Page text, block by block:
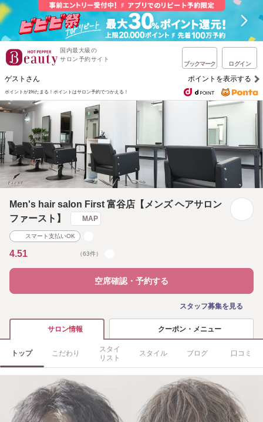
国内最大級の
サロン予約サイト
ブックマーク ログイン
ゲストさん ポイントを表示する
ポイントが1%たまる！ ポイントはサロン予約でつかえる！
Men's hair salon First 富谷店【メンズ ヘアサロン
ファースト】
MAP
スマート支払いOK
4.51 （63件）
空席確認・予約する
スタッフ募集を見る
サロン情報 クーポン・メニュー
トップ こだわり
スタイ
リスト
スタイル ブログ 口コミ